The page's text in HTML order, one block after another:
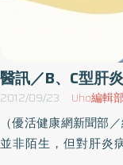
僅有單純脂肪肝，未
常，則其長期死亡風
表示，這呼應本團隊
有助於清除B型肝炎
率。值得注意的是，
會再度上升。 慢性C型肝炎合併代謝異常脂肪肝病病患的肝細胞癌風
慾不振、體重減輕、
些狀況都是慢慢發生
通常發現時多數晚期
疸也不是太容易發現
察覺，因此定期健康檢查
除，復發率降低10倍 肝癌的治療可分成根除性與非根除性治療，余
俊彥醫師說明，根除性
醫訊／B、C型肝
2012/09/23 Uho編輯部
（優活健康網新聞部
並非陌生，但對肝炎